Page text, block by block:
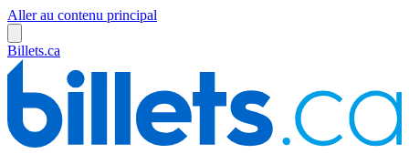
Aller au contenu principal
Billets.ca